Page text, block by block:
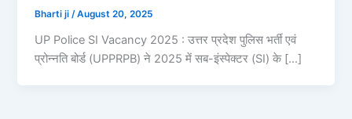
Bharti ji/August 20, 2025
UP Police SI Vacancy 2025 : उत्तर प्रदेश पुलिस भर्ती एवं
प्रोन्नति बोर्ड (UPPRPB) ने 2025 में सब-इंस्पेक्टर (SI) के […]